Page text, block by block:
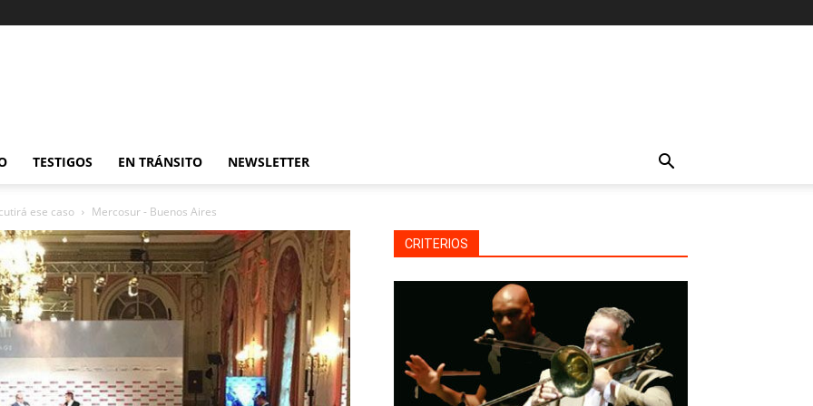
TESTIGOS EN TRÁNSITO NEWSLETTER
ese caso Mercosur - Buenos Aires
CRITERIOS